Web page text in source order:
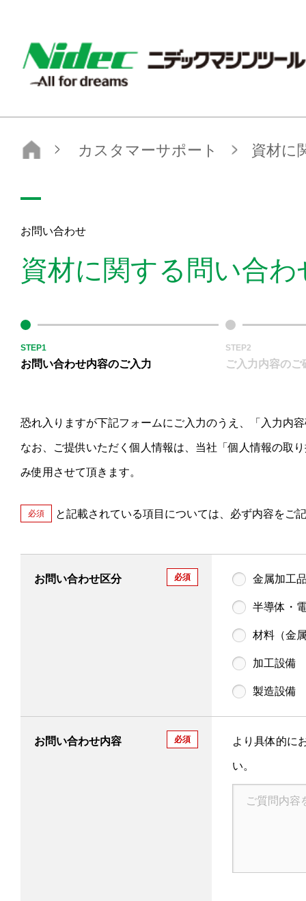
nidec-machinetool
カスタマーサポート 資材に関する問い合わせ
お問い合わせ
資材に関する問い合わ
STEP1
お問い合わせ内容のご入力
STEP2
ご入力内容のご
恐れ入りますが下記フォームにご入力のうえ、「入力内
なお、ご提供いただく個人情報は、当社「個人情報の取
み使用させて頂きます。
必須 と記載されている項目については、必ず内容をご
お問い合わせ区分 必須 金属加工
半導体・
材料（金
加工設備
製造設備
お問い合わせ内容 必須 より具体的に
い。